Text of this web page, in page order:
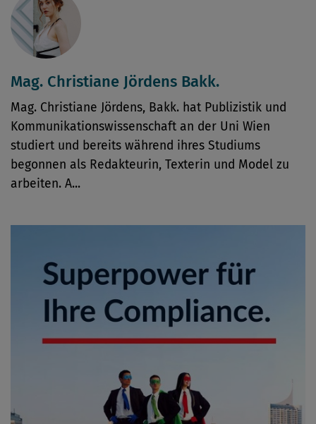
Mag. Christiane Jördens Bakk.
Mag. Christiane Jördens, Bakk. hat Publizistik und
Kommunikationswissenschaft an der Uni Wien
studiert und bereits während ihres Studiums
begonnen als Redakteurin, Texterin und Model zu
arbeiten. A...